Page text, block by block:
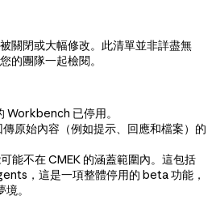
關閉或大幅修改。此清單並非詳盡無
的團隊一起檢閱。
已停用。
原始內容（例如提示、回應和檔案）的
能不在 CMEK 的涵蓋範圍內。這包括
，這是一項整體停用的 beta 功能，
。